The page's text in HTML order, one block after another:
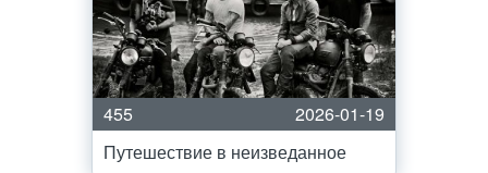
455
2026-01-19
Путешествие в неизведанное